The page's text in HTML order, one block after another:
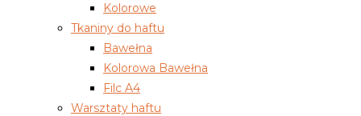
Kolorowe
Tkaniny do haftu
Bawełna
Kolorowa Bawełna
Filc A4
Warsztaty haftu